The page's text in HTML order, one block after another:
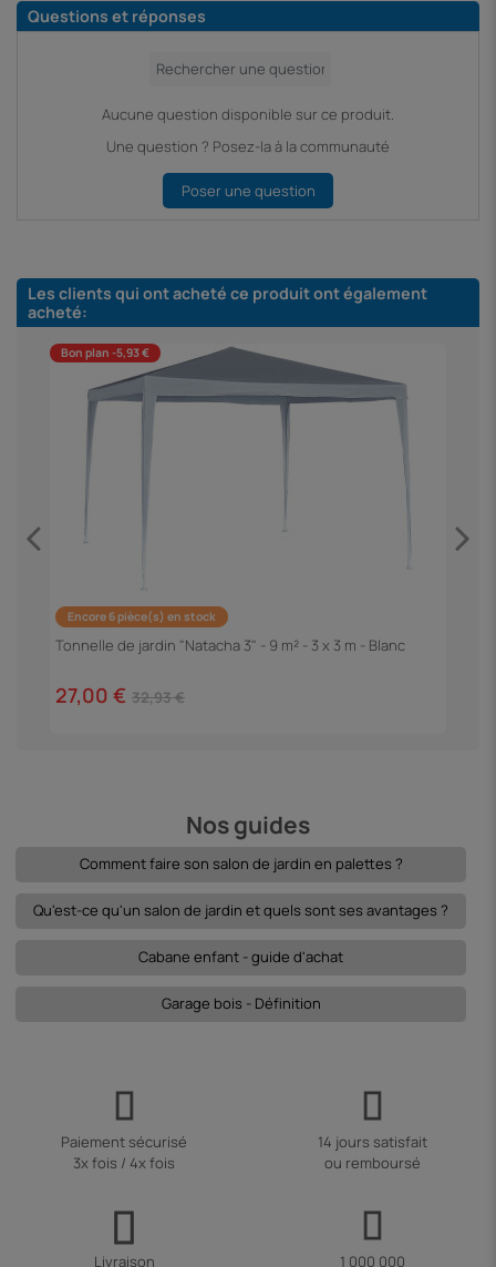
Questions et réponses
Aucune question disponible sur ce produit.
Une question ? Posez-la à la communauté
Poser une question
Les clients qui ont acheté ce produit ont également
acheté:
Bon plan -5,93 €
Encore 6 pièce(s) en stock
Tonnelle de jardin "Natacha 3" - 9 m² - 3 x 3 m - Blanc
27,00 € 32,93 €
Nos guides
Comment faire son salon de jardin en palettes ?
Qu'est-ce qu'un salon de jardin et quels sont ses avantages ?
Cabane enfant - guide d'achat
Garage bois - Définition
Paiement sécurisé
3x fois / 4x fois
14 jours satisfait
ou remboursé
Livraison
1 000 000